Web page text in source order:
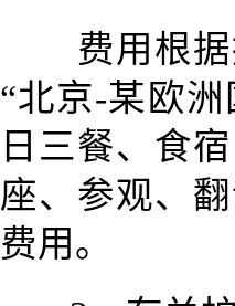
费用根
“北京-某欧
日三餐、食
座、参观、
费用。